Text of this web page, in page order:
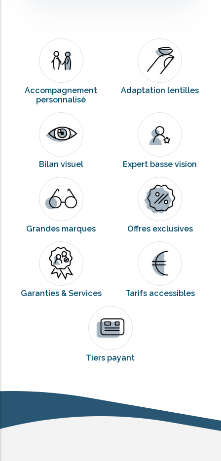
Accompagnement
personnalisé
Adaptation lentilles
Bilan visuel Expert basse vision
Grandes marques Offres exclusives
Garanties & Services Tarifs accessibles
Tiers payant